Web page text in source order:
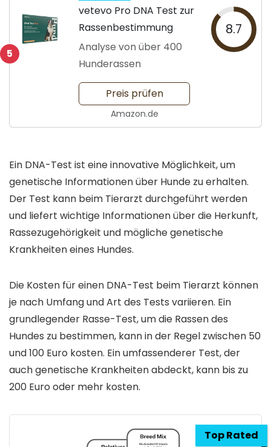
5
vetevo Pro DNA Test zur
Rassenbestimmung
Analyse von über 400
Hunderassen
8.7
Preis prüfen
Amazon.de
Ein DNA-Test ist eine innovative Möglichkeit, um
genetische Informationen über Hunde zu erhalten.
Der Test kann beim Tierarzt durchgeführt werden
und liefert wichtige Informationen über die Herkunft,
Rassezugehörigkeit und mögliche genetische
Krankheiten eines Hundes.
Die Kosten für einen DNA-Test beim Tierarzt können
je nach Umfang und Art des Tests variieren. Ein
grundlegender Rasse-Test, um die Rassen des
Hundes zu bestimmen, kann in der Regel zwischen 50
und 100 Euro kosten. Ein umfassenderer Test, der
auch genetische Krankheiten abdeckt, kann bis zu
200 Euro oder mehr kosten.
Top Rated